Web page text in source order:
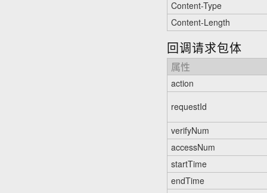
Content-Type
Content-Length
回调请求包体
属性
action
requestId
verifyNum
accessNum
startTime
endTime